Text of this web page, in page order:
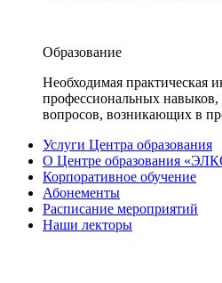
Образование
Необходимая практическая
профессиональных
вопросов, возникающих в
Услуги Центра образования
О Центре образования
Корпоративное обучение
Абонементы
Расписание мероприятий
Наши лекторы